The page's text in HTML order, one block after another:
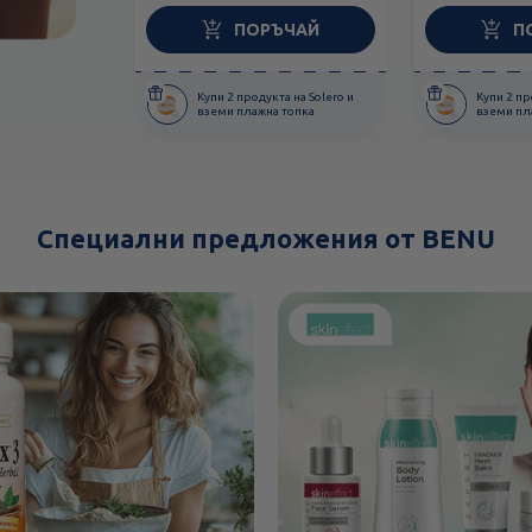
ПОРЪЧАЙ
Купи 2 продукта на Solero и
вземи плажна топка
Купи 2
вземи
Специални предложения от BENU